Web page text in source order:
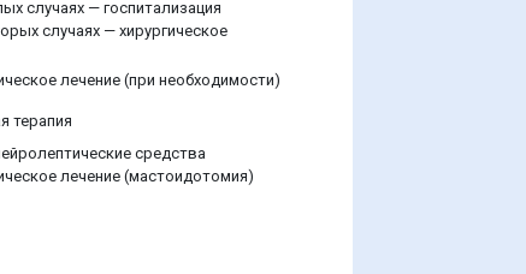
случаях — госпитализация
случаях — хирургическое
лечение (при необходимости)
терапия
средства
лечение (мастоидотомия)